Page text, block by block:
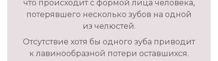
что происходит с формой лица человека,
потерявшего несколько зубов на одной
из челюстей.
Отсутствие хотя бы одного зуба приводит
к лавинообразной потери оставшихся.